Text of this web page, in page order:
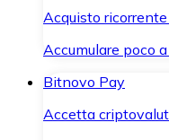
Acquisto ricorrente
Accumulare poco
Bitnovo Pay
Accetta